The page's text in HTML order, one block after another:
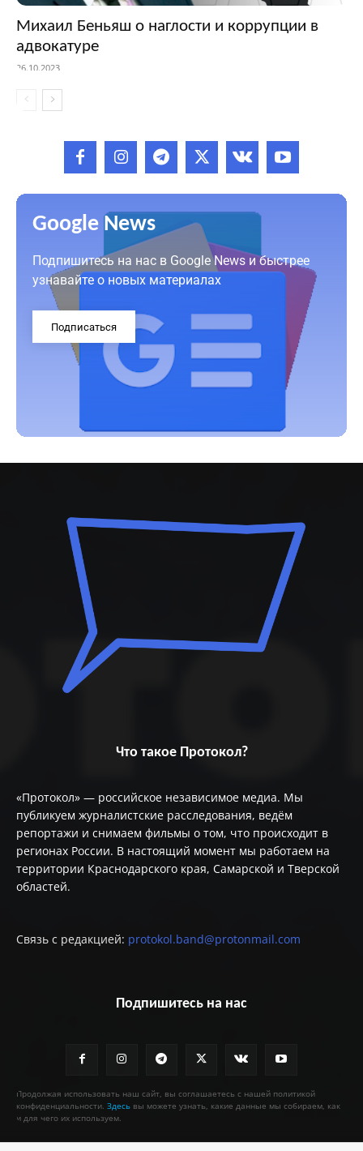
Михаил Беньяш о наглости и коррупции в
адвокатуре
26.10.2023
Google News
Подпишитесь на нас в Google News и быстрее
узнавайте о новых материалах
Подписаться
Что такое Протокол?
«Протокол» — российское независимое медиа. Мы
публикуем журналистские расследования, ведём
репортажи и снимаем фильмы о том, что происходит в
регионах России. В настоящий момент мы работаем на
территории Краснодарского края, Самарской и Тверской
областей.
Связь с редакцией: protokol.band@protonmail.com
Подпишитесь на нас
Продолжая использовать наш сайт, вы соглашаетесь с нашей политикой
конфиденциальности. Здесь вы можете узнать, какие данные мы собираем, как
и для чего их используем.